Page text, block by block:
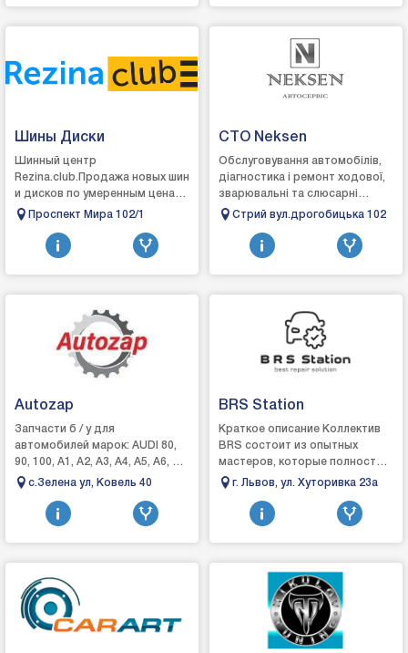
Шины Диски
Шинный центр
Rezina.club.Продажа новых шин
и дисков по умеренным ценам
=)Колесные болты, гайки,
проставки в НАЛИЧИИ !!!
Проспект Мира 102/1
СТО Neksen
Обслуговування автомобілів,
діагностика і ремонт ходової,
зварювальні та слюсарні
роботи, заміна привідних
фільтрів, шин...
Стрий вул.дрогобицька 102
Autozap
Запчасти б / у для
автомобилей марок: AUDI 80,
90, 100, А1, А2, А3, А4, А5, А6, А7,
А8, B4, BMW 3, 4, 5, 6, 7, 8,
c.Зелена ул, Ковель 40
BRS Station
Краткое описание Коллектив
BRS состоит из опытных
мастеров, которые полностью
погружаются в работу. Мы с
проблемам...
г. Львов, ул. Хуторивка 23а